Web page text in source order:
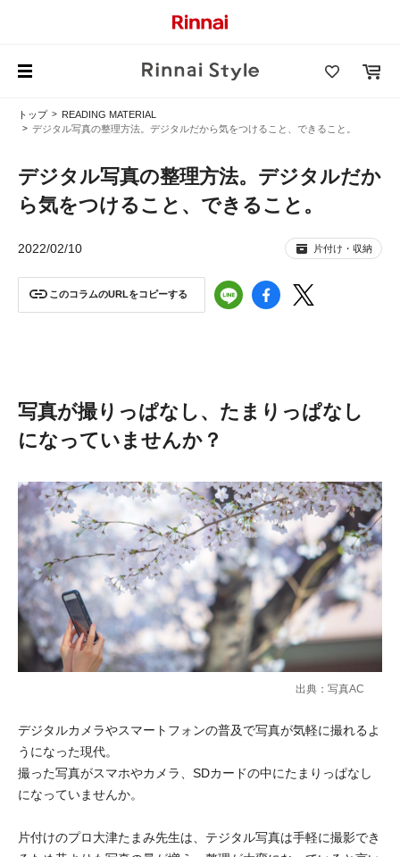
トップ
READING MATERIAL
デジタル写真の整理方法。デジタルだから気をつけること、できること。
デジタル写真の整理方法。デジタルだか
ら気をつけること、できること。
2022/02/10 片付け・収納
このコラムのURLをコピーする
写真が撮りっぱなし、たまりっぱなし
になっていませんか？
出典：写真AC
デジタルカメラやスマートフォンの普及で写真が気軽に撮れるよ
うになった現代。
撮った写真がスマホやカメラ、SDカードの中にたまりっぱなし
になっていませんか。
片付けのプロ大津たまみ先生は、テジタル写真は手軽に撮影でき